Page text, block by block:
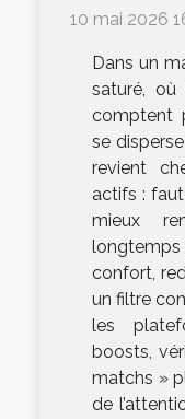
10 mai 2026
Dans un
saturé, où
comptent
se
revient
actifs :
mieux
longtemps
confort,
un filtre
les
boosts,
matchs »
de